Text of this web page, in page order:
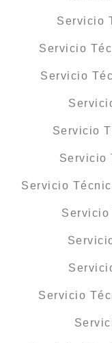
Servicio
Servicio
Servicio
Servicio
Servicio
Servicio
Servicio
Servicio